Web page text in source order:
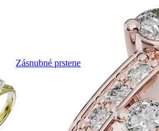
Zásnubné prstene